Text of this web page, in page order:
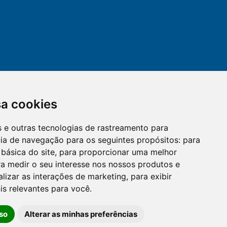
cookies
e outras tecnologias de rastreamento para
de navegação para os seguintes propósitos: para
do site, para proporcionar uma melhor
medir o seu interesse nos nossos produtos e
as interações de marketing, para exibir
relevantes para você.
Alterar as minhas preferências
mail
OUVIDORIA
cloud_lock
LGPD